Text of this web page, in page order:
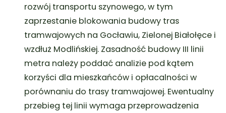
rozwój transportu szynowego, w tym
zaprzestanie blokowania budowy tras
tramwajowych na Gocławiu, Zielonej Białołęce i
wzdłuż Modlińskiej. Zasadność budowy III linii
metra należy poddać analizie pod kątem
korzyści dla mieszkańców i opłacalności w
porównaniu do trasy tramwajowej. Ewentualny
przebieg tej linii wymaga przeprowadzenia